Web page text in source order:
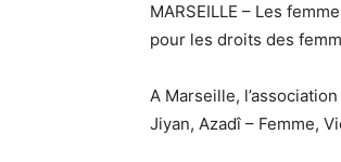
MARSEILLE – Les
pour les droits des
A Marseille,
Jiyan, Azadî – Femme,